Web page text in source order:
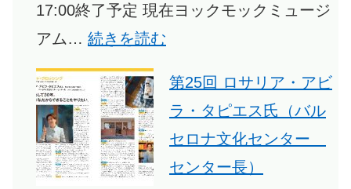
17:00終了予定 現在ヨックモックミュージ
アム… 続きを読む
ル
ト
ゥ
ー
第25回 ロサリア・アビ
ラ・タピエス氏（バル
セロナ文化センター
センター長）